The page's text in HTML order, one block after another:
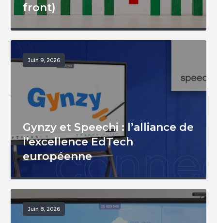
front)
Juin 9, 2026
Gynzy et Speechi : l’alliance de
l’excellence EdTech
européenne
Juin 8, 2026